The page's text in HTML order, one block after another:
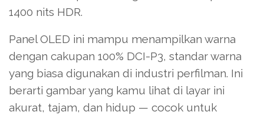
1400 nits HDR.
Panel OLED ini mampu menampilkan warna
dengan cakupan 100% DCI-P3, standar warna
yang biasa digunakan di industri perfilman. Ini
berarti gambar yang kamu lihat di layar ini
akurat, tajam, dan hidup — cocok untuk